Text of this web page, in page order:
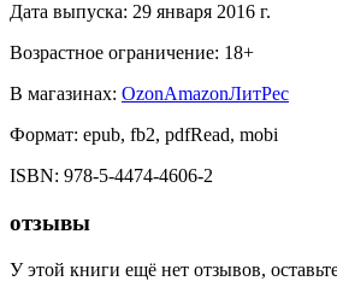
Дата выпуска: 29 января 2016 г.
Возрастное ограничение: 18+
В магазинах: OzonAmazonЛитРес
Формат: epub, fb2, pdfRead, mobi
ISBN: 978-5-4474-4606-2
отзывы
У этой книги ещё нет отзывов,